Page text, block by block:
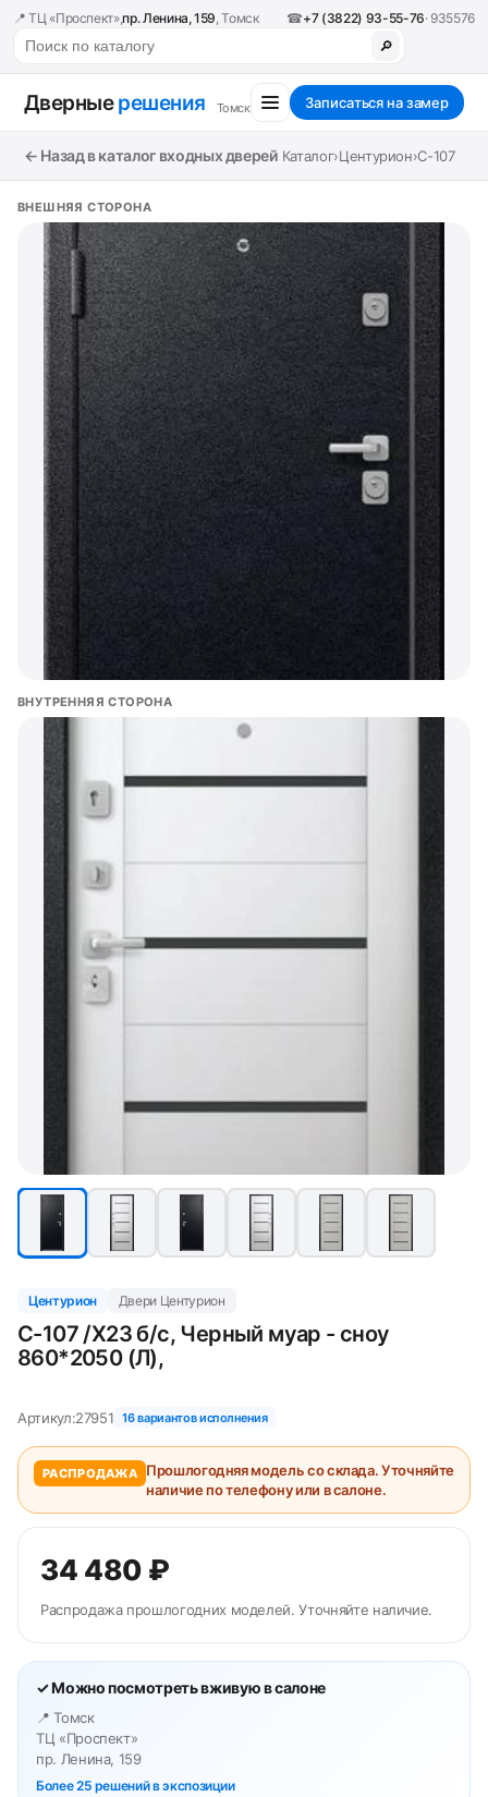
📍 ТЦ «Проспект»,пр. Ленина, 159, Томск ☎+7 (3822) 93-55-76· 935576
🔎
Дверныерешения Томск Записаться на замер
← Назад в каталог входных дверей Каталог›Центурион›C-107
ВНЕШНЯЯ СТОРОНА
ВНУТРЕННЯЯ СТОРОНА
Центурион Двери Центурион
С-107 /Х23 б/с, Черный муар - сноу
860*2050 (Л),
Артикул:27951 16 вариантов исполнения
РАСПРОДАЖА
Прошлогодняя модель со склада. Уточняйте
наличие по телефону или в салоне.
34 480 ₽
Распродажа прошлогодних моделей. Уточняйте наличие.
✓ Можно посмотреть вживую в салоне
📍 Томск
ТЦ «Проспект»
пр. Ленина, 159
Более 25 решений в экспозиции